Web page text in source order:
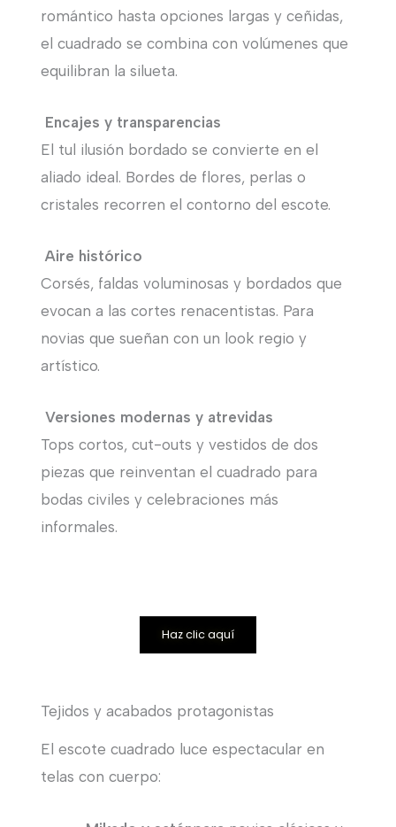
romántico hasta opciones largas y ceñidas,
el cuadrado se combina con volúmenes que
equilibran la silueta.
Encajes y transparencias
El tul ilusión bordado se convierte en el
aliado ideal. Bordes de flores, perlas o
cristales recorren el contorno del escote.
Aire histórico
Corsés, faldas voluminosas y bordados que
evocan a las cortes renacentistas. Para
novias que sueñan con un look regio y
artístico.
Versiones modernas y atrevidas
Tops cortos, cut-outs y vestidos de dos
piezas que reinventan el cuadrado para
bodas civiles y celebraciones más
informales.
Haz clic aquí
Tejidos y acabados protagonistas
El escote cuadrado luce espectacular en
telas con cuerpo: